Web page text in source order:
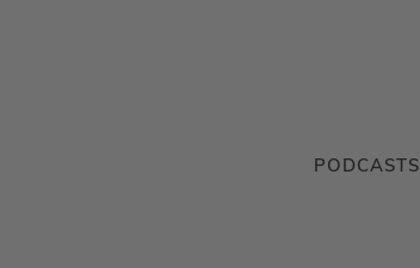
PODCASTS